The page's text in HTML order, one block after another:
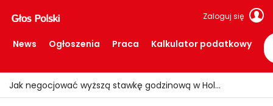
Zaloguj się
News Ogłoszenia Praca Kalkulator podatkowy
Ogień znów uderzył w Limburgii! Pociągi ruszyły, ale teren nadal zamknięty